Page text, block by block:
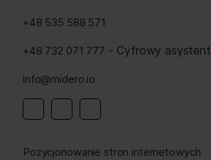
+48 535 588 571
+48 732 071 777 - Cyfrowy asystent
info@midero.io
Pozycjonowanie stron internetowych